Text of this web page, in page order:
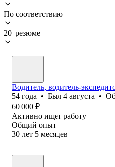
По соответствию
20 резюме
Водитель, водитель-
54 года • Был 4 августа •
60 000 ₽
Активно ищет работу
Общий опыт
30 лет 5 месяцев